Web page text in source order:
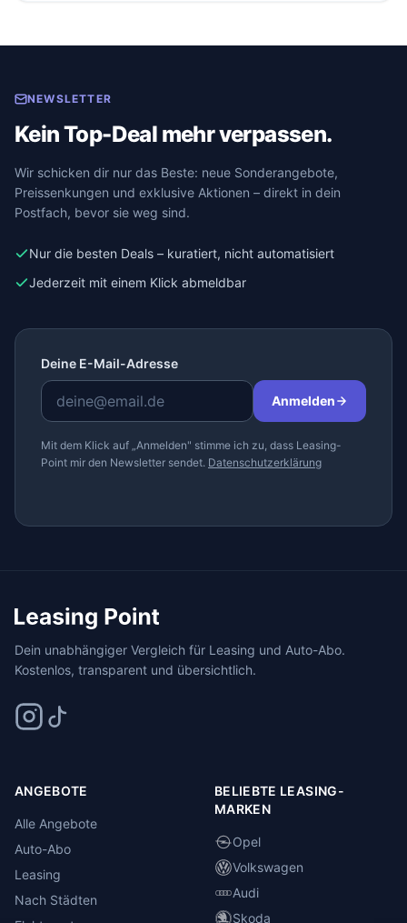
NEWSLETTER
Kein Top-Deal mehr verpassen.
Wir schicken dir nur das Beste: neue Sonderangebote,
Preissenkungen und exklusive Aktionen – direkt in dein
Postfach, bevor sie weg sind.
Nur die besten Deals – kuratiert, nicht automatisiert
Jederzeit mit einem Klick abmeldbar
Deine E-Mail-Adresse
Anmelden
Mit dem Klick auf „Anmelden" stimme ich zu, dass Leasing-
Point mir den Newsletter sendet. Datenschutzerklärung
Dein unabhängiger Vergleich für Leasing und Auto-Abo.
Kostenlos, transparent und übersichtlich.
ANGEBOTE
Alle Angebote
Auto-Abo
Leasing
Nach Städten
BELIEBTE LEASING-
MARKEN
Opel
Volkswagen
Audi
Skoda